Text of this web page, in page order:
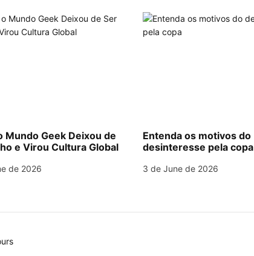
Mundo Geek Deixou de
e Virou Cultura Global
de 2026
Entenda os motivos do
desinteresse pela copa
3 de June de 2026